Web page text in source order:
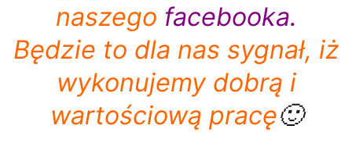
naszego facebooka.
Będzie to dla nas sygnał, iż
wykonujemy dobrą i
wartościową pracę🙂